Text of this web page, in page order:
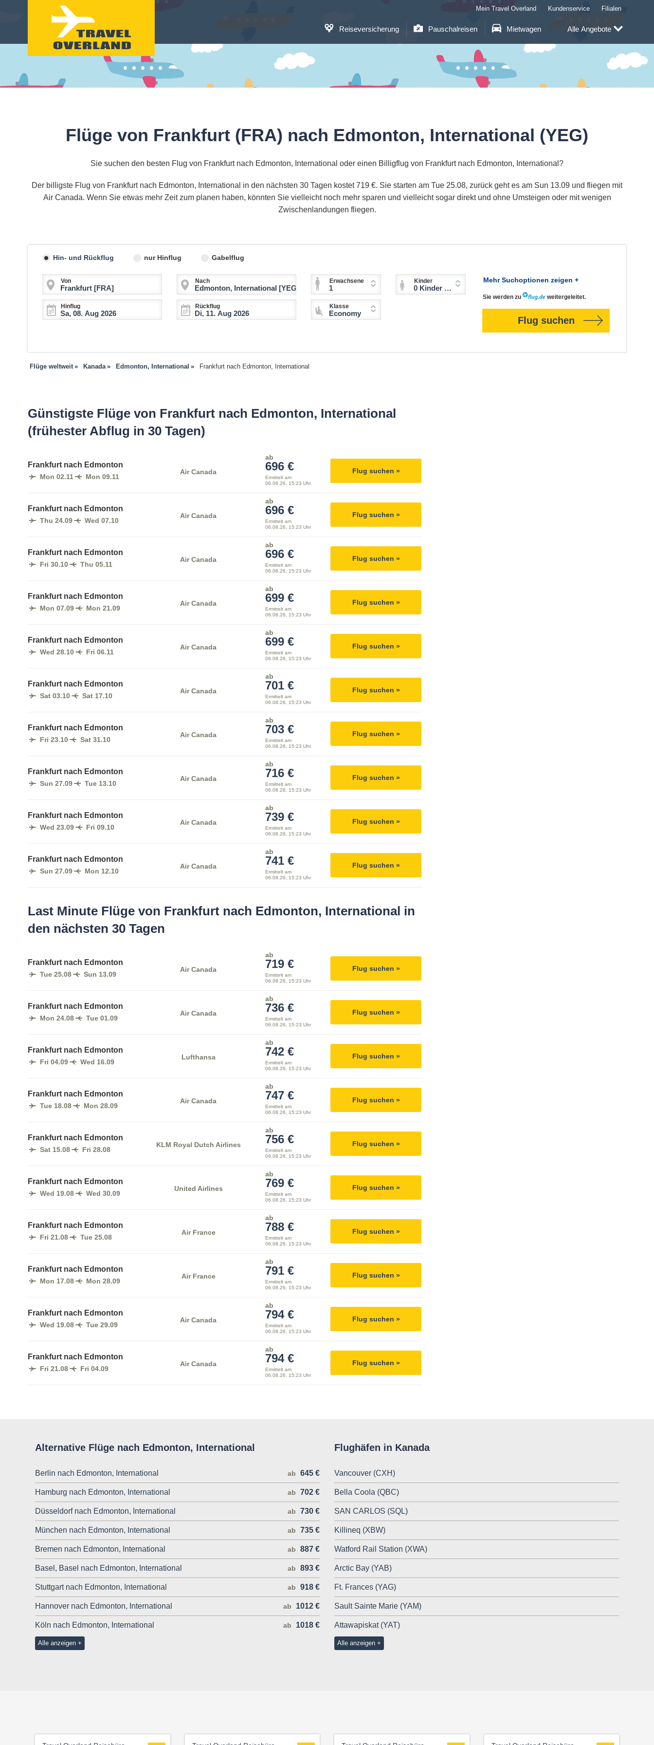
Reiseversicherung Pauschalreisen Mietwagen
Mein Travel Overland Kundenservice Filialen
Alle Angebote
Flüge von Frankfurt (FRA) nach Edmonton, International (YEG)
Sie suchen den besten Flug von Frankfurt nach Edmonton, International oder einen Billigflug von Frankfurt nach Edmonton, International?
Der billigste Flug von Frankfurt nach Edmonton, International in den nächsten 30 Tagen kostet 719 €. Sie starten am Tue 25.08, zurück geht es am Sun 13.09 und fliegen mit
Air Canada. Wenn Sie etwas mehr Zeit zum planen haben, könnten Sie vielleicht noch mehr sparen und vielleicht sogar direkt und ohne Umsteigen oder mit wenigen
Zwischenlandungen fliegen.
Hin- und Rückflug nur Hinflug Gabelflug
Von Nach
Hinflug Rückflug
Erwachsene
1
Kinder
0 Kinder (2-11 Jahre)
Klasse
Economy
Mehr Suchoptionen zeigen +
Sie werden zu weitergeleitet.
Flug suchen
Flüge weltweit Kanada Edmonton, International Frankfurt nach Edmonton, International
Günstigste Flüge von Frankfurt nach Edmonton, International
(frühester Abflug in 30 Tagen)
Frankfurt nach Edmonton
Mon 02.11 Mon 09.11
Air Canada
ab
696 €
Ermittelt am
06.08.26, 15:23 Uhr
Flug suchen »
Frankfurt nach Edmonton
Thu 24.09 Wed 07.10
Air Canada
ab
696 €
Ermittelt am
06.08.26, 15:23 Uhr
Flug suchen »
Frankfurt nach Edmonton
Fri 30.10 Thu 05.11
Air Canada
ab
696 €
Ermittelt am
06.08.26, 15:23 Uhr
Flug suchen »
Frankfurt nach Edmonton
Mon 07.09 Mon 21.09
Air Canada
ab
699 €
Ermittelt am
06.08.26, 15:23 Uhr
Flug suchen »
Frankfurt nach Edmonton
Wed 28.10 Fri 06.11
Air Canada
ab
699 €
Ermittelt am
06.08.26, 15:23 Uhr
Flug suchen »
Frankfurt nach Edmonton
Sat 03.10 Sat 17.10
Air Canada
ab
701 €
Ermittelt am
06.08.26, 15:23 Uhr
Flug suchen »
Frankfurt nach Edmonton
Fri 23.10 Sat 31.10
Air Canada
ab
703 €
Ermittelt am
06.08.26, 15:23 Uhr
Flug suchen »
Frankfurt nach Edmonton
Sun 27.09 Tue 13.10
Air Canada
ab
716 €
Ermittelt am
06.08.26, 15:23 Uhr
Flug suchen »
Frankfurt nach Edmonton
Wed 23.09 Fri 09.10
Air Canada
ab
739 €
Ermittelt am
06.08.26, 15:23 Uhr
Flug suchen »
Frankfurt nach Edmonton
Sun 27.09 Mon 12.10
Air Canada
ab
741 €
Ermittelt am
06.08.26, 15:23 Uhr
Flug suchen »
Last Minute Flüge von Frankfurt nach Edmonton, International in
den nächsten 30 Tagen
Frankfurt nach Edmonton
Tue 25.08 Sun 13.09
Air Canada
ab
719 €
Ermittelt am
06.08.26, 15:23 Uhr
Flug suchen »
Frankfurt nach Edmonton
Mon 24.08 Tue 01.09
Air Canada
ab
736 €
Ermittelt am
06.08.26, 15:23 Uhr
Flug suchen »
Frankfurt nach Edmonton
Fri 04.09 Wed 16.09
Lufthansa
ab
742 €
Ermittelt am
06.08.26, 15:23 Uhr
Flug suchen »
Frankfurt nach Edmonton
Tue 18.08 Mon 28.09
Air Canada
ab
747 €
Ermittelt am
06.08.26, 15:23 Uhr
Flug suchen »
Frankfurt nach Edmonton
Sat 15.08 Fri 28.08
KLM Royal Dutch Airlines
ab
756 €
Ermittelt am
06.08.26, 15:23 Uhr
Flug suchen »
Frankfurt nach Edmonton
Wed 19.08 Wed 30.09
United Airlines
ab
769 €
Ermittelt am
06.08.26, 15:23 Uhr
Flug suchen »
Frankfurt nach Edmonton
Fri 21.08 Tue 25.08
Air France
ab
788 €
Ermittelt am
06.08.26, 15:23 Uhr
Flug suchen »
Frankfurt nach Edmonton
Mon 17.08 Mon 28.09
Air France
ab
791 €
Ermittelt am
06.08.26, 15:23 Uhr
Flug suchen »
Frankfurt nach Edmonton
Wed 19.08 Tue 29.09
Air Canada
ab
794 €
Ermittelt am
06.08.26, 15:23 Uhr
Flug suchen »
Frankfurt nach Edmonton
Fri 21.08 Fri 04.09
Air Canada
ab
794 €
Ermittelt am
06.08.26, 15:23 Uhr
Flug suchen »
Alternative Flüge nach Edmonton, International
Berlin nach Edmonton, International ab 645 €
Hamburg nach Edmonton, International ab 702 €
Düsseldorf nach Edmonton, International ab 730 €
München nach Edmonton, International ab 735 €
Bremen nach Edmonton, International ab 887 €
Basel, Basel nach Edmonton, International ab 893 €
Stuttgart nach Edmonton, International ab 918 €
Hannover nach Edmonton, International ab 1012 €
Köln nach Edmonton, International ab 1018 €
Alle anzeigen
Flughäfen in Kanada
Vancouver (CXH)
Bella Coola (QBC)
SAN CARLOS (SQL)
Killineq (XBW)
Watford Rail Station (XWA)
Arctic Bay (YAB)
Ft. Frances (YAG)
Sault Sainte Marie (YAM)
Attawapiskat (YAT)
Alle anzeigen